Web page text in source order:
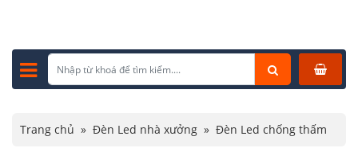
Trang chủ » Đèn Led nhà xưởng » Đèn Led chống thấm